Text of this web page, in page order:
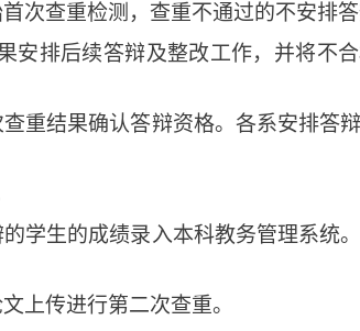
次查重检测，查重不通过的不安排答
安排后续答辩及整改工作，并将不
重结果确认答辩资格。各系安排答
学生的成绩录入本科教务管理系统
上传进行第二次查重。